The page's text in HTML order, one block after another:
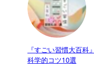
『すごい習慣大百
科学的コツ10選